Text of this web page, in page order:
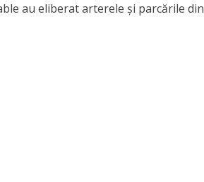
au eliberat arterele și parcările din